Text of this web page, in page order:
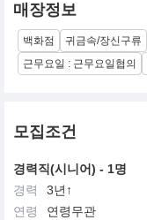
매장정보
백화점 귀금속/장신구류
근무요일 : 근무요일협의
모집조건
경력직(시니어) - 1명
경력
3년↑
연령
연령무관